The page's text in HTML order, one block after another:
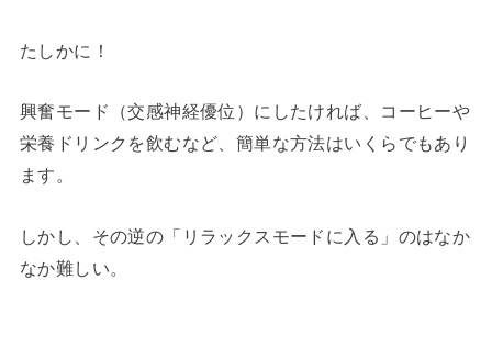
たしかに！
興奮モード（交感神経優位）にしたければ、コーヒーや
栄養ドリンクを飲むなど、簡単な方法はいくらでもあり
ます。
しかし、その逆の「リラックスモードに入る」のはなか
なか難しい。